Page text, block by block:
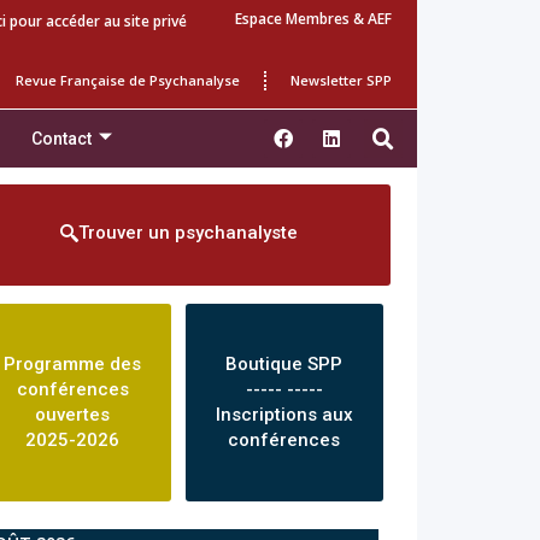
pour accéder au site privé Espace Membres & AEF
Revue Française de Psychanalyse Newsletter SPP
Contact
Trouver un psychanalyste
Programme des
conférences
ouvertes
2025-2026
Boutique SPP
----- -----
Inscriptions aux
conférences